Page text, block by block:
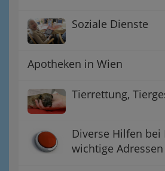
Soziale Dienste
Apotheken in Wien
Tierrettung,
Diverse Hilfen
wichtige Adressen